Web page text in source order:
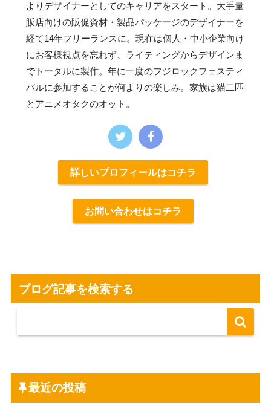
よりデザイナーとしてのキャリアをスタート。大手量
販店向けの販促資材・製品パッケージのデザイナーを
経て14年フリーランスに。現在は個人・中小企業向け
にお客様視点を忘れず、ライティングからデザインま
でトータルに製作。年に一度のフジロックフェスティ
バルに参加することが何よりの楽しみ。家族は猫二匹
とアニメオタクのオット。
詳しいプロフィールはコチラ
お問い合わせはコチラ
ブログ記事を検索する
最近の投稿